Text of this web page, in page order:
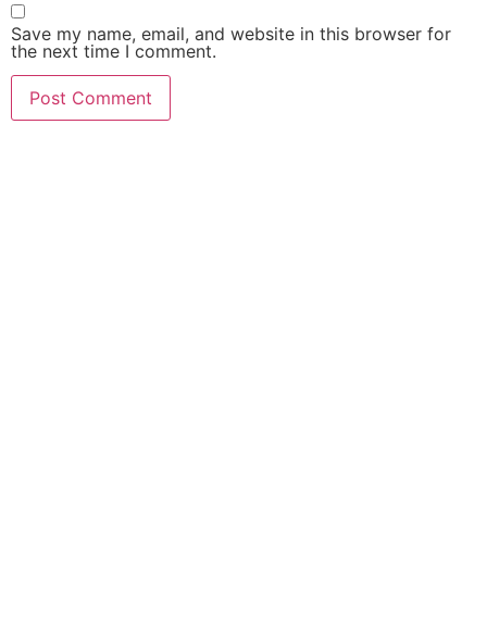
Save my name, email, and website in this browser for
the next time I comment.